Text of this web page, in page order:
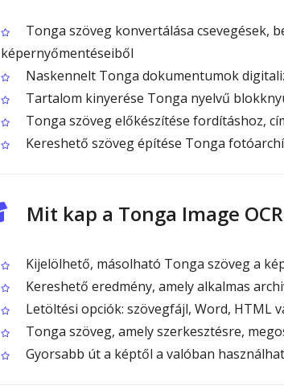
Tonga szöveg konvertálása csevegések,
képernyőmentéseiből
Naskennelt Tonga dokumentumok
Tartalom kinyerése Tonga nyelvű
Tonga szöveg előkészítése fordításhoz,
Kereshető szöveg építése Tonga
Mit kap a Tonga Image
Kijelölhető, másolható Tonga szöveg a
Kereshető eredmény, amely alkalmas
Letöltési opciók: szövegfájl, Word, HTML
Tonga szöveg, amely szerkesztésre,
Gyorsabb út a képtől a valóban